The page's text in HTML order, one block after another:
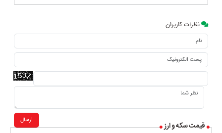
قیمت سکه و ارز
نظرات کاربران
ارسال